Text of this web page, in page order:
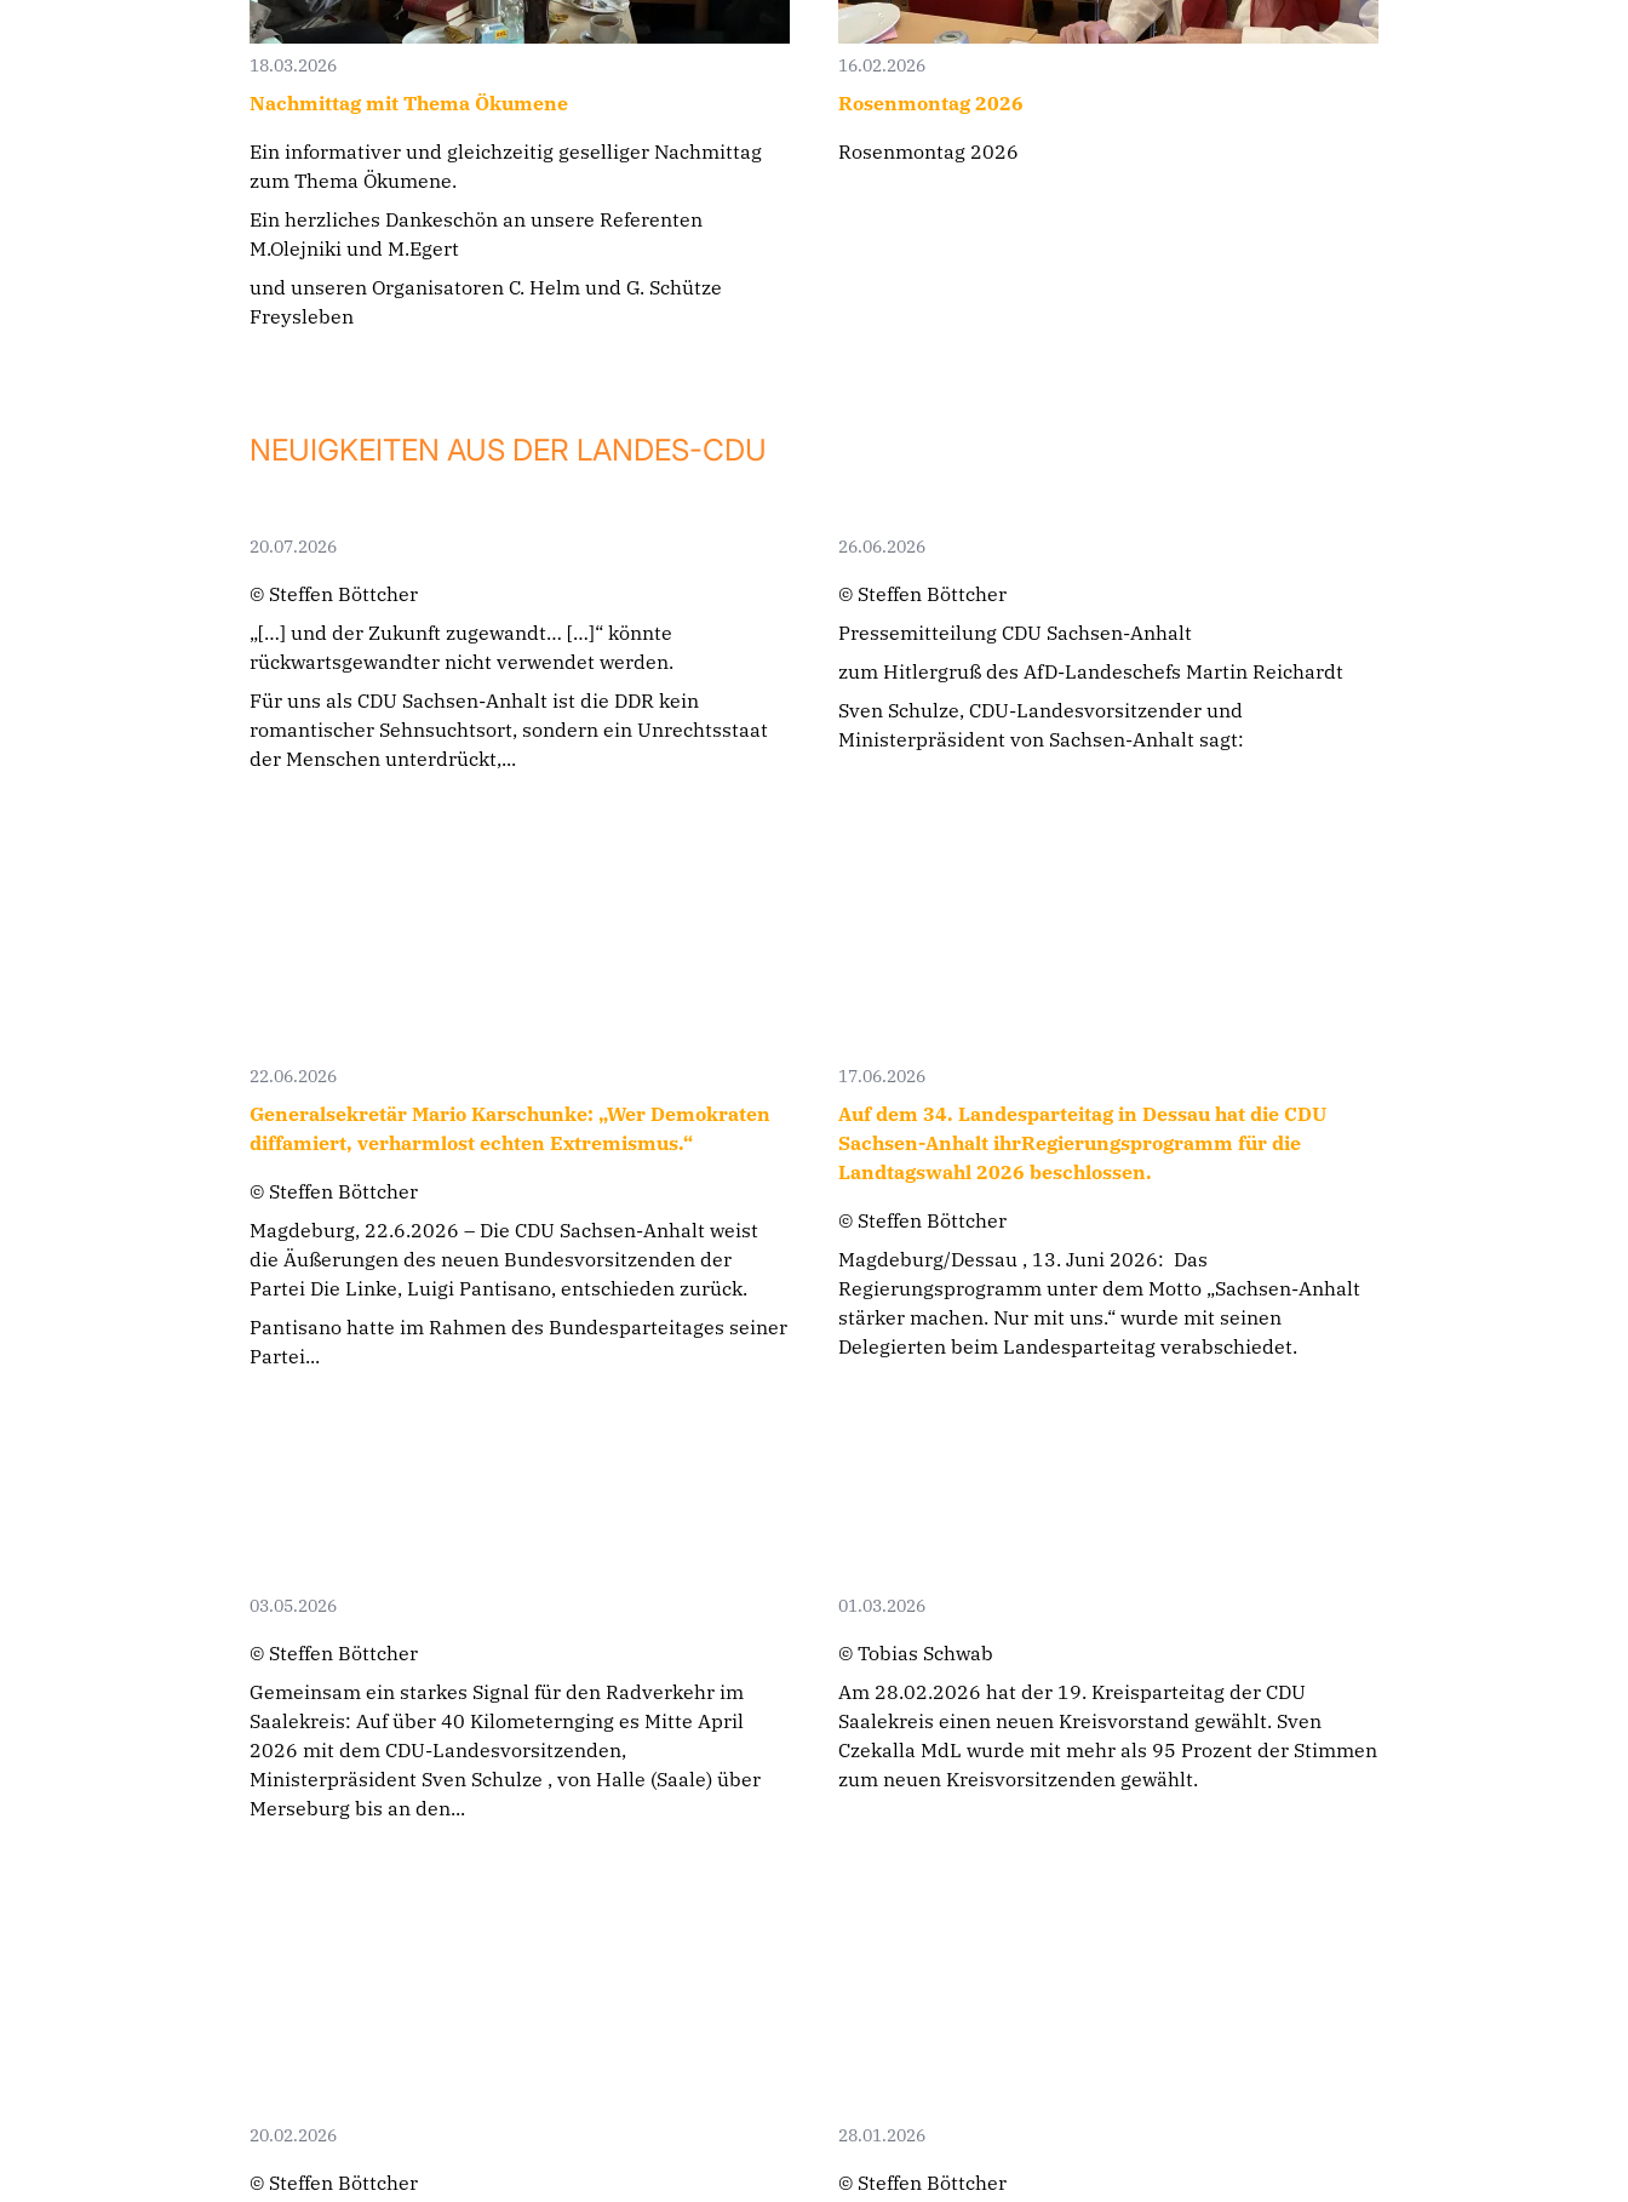
18.03.2026
Nachmittag mit Thema Ökumene
Ein informativer und gleichzeitig geselliger Nachmittag
zum Thema Ökumene.
Ein herzliches Dankeschön an unsere Referenten
M.Olejniki und M.Egert
und unseren Organisatoren C. Helm und G. Schütze
Freysleben
16.02.2026
Rosenmontag 2026
Rosenmontag 2026
NEUIGKEITEN AUS DER LANDES-CDU
20.07.2026
© Steffen Böttcher
„[…] und der Zukunft zugewandt… […]“ könnte
rückwartsgewandter nicht verwendet werden.
Für uns als CDU Sachsen-Anhalt ist die DDR kein
romantischer Sehnsuchtsort, sondern ein Unrechtsstaat
der Menschen unterdrückt,...
26.06.2026
© Steffen Böttcher
Pressemitteilung CDU Sachsen-Anhalt
zum Hitlergruß des AfD-Landeschefs Martin Reichardt
Sven Schulze, CDU-Landesvorsitzender und
Ministerpräsident von Sachsen-Anhalt sagt:
22.06.2026
Generalsekretär Mario Karschunke: „Wer Demokraten
diffamiert, verharmlost echten Extremismus.“
© Steffen Böttcher
Magdeburg, 22.6.2026 – Die CDU Sachsen-Anhalt weist
die Äußerungen des neuen Bundesvorsitzenden der
Partei Die Linke, Luigi Pantisano, entschieden zurück.
Pantisano hatte im Rahmen des Bundesparteitages seiner
Partei...
17.06.2026
Auf dem 34. Landesparteitag in Dessau hat die CDU
Sachsen-Anhalt ihrRegierungsprogramm für die
Landtagswahl 2026 beschlossen.
© Steffen Böttcher
Magdeburg/Dessau , 13. Juni 2026: Das
Regierungsprogramm unter dem Motto „Sachsen-Anhalt
stärker machen. Nur mit uns.“ wurde mit seinen
Delegierten beim Landesparteitag verabschiedet.
03.05.2026
© Steffen Böttcher
Gemeinsam ein starkes Signal für den Radverkehr im
Saalekreis: Auf über 40 Kilometernging es Mitte April
2026 mit dem CDU-Landesvorsitzenden,
Ministerpräsident Sven Schulze , von Halle (Saale) über
Merseburg bis an den...
01.03.2026
© Tobias Schwab
Am 28.02.2026 hat der 19. Kreisparteitag der CDU
Saalekreis einen neuen Kreisvorstand gewählt. Sven
Czekalla MdL wurde mit mehr als 95 Prozent der Stimmen
zum neuen Kreisvorsitzenden gewählt.
20.02.2026
© Steffen Böttcher
28.01.2026
© Steffen Böttcher